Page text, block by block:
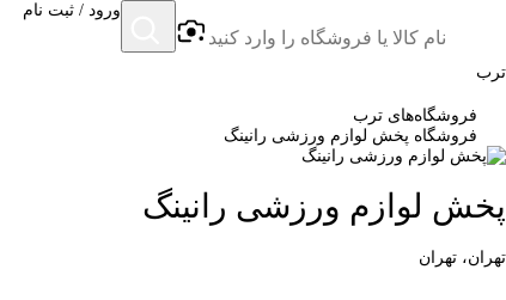
ترب
ورود / ثبت نام
فروشگاه‌های ترب
فروشگاه پخش لوازم ورزشی رانینگ
پخش لوازم ورزشی رانینگ
تهران، تهران